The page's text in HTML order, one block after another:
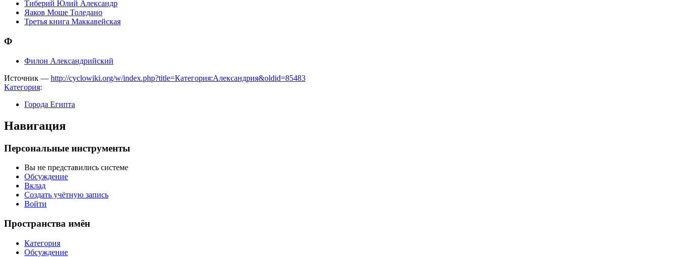
Тиберий Юлий Александр
Яаков Моше Толедано
Третья книга Маккавейская
Ф
Филон Александрийский
Источник — http://cyclowiki.org/w/index.php?title=Категория:Александрия&oldid=85483
Категория:
Города Египта
Навигация
Персональные инструменты
Вы не представились системе
Обсуждение
Вклад
Создать учётную запись
Войти
Пространства имён
Категория
Обсуждение